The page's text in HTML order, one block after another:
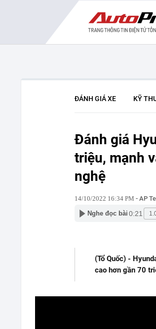
ĐÁNH GIÁ XE KỸ
Đánh giá
triệu, mạnh
nghệ
14/10/2022 16:34 PM - AP
Nghe đọc bài 0:21
(Tổ Quốc) -
cao hơn gần 70